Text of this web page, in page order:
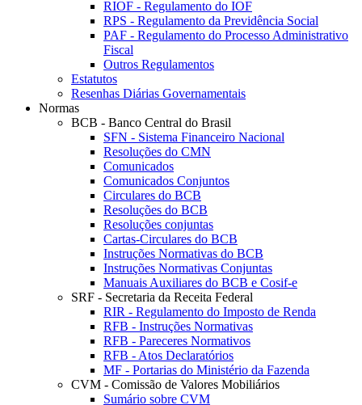
RIOF - Regulamento do IOF
RPS - Regulamento da Previdência Social
PAF - Regulamento do Processo Administrativo
Fiscal
Outros Regulamentos
Estatutos
Resenhas Diárias Governamentais
Normas
BCB - Banco Central do Brasil
SFN - Sistema Financeiro Nacional
Resoluções do CMN
Comunicados
Comunicados Conjuntos
Circulares do BCB
Resoluções do BCB
Resoluções conjuntas
Cartas-Circulares do BCB
Instruções Normativas do BCB
Instruções Normativas Conjuntas
Manuais Auxiliares do BCB e Cosif-e
SRF - Secretaria da Receita Federal
RIR - Regulamento do Imposto de Renda
RFB - Instruções Normativas
RFB - Pareceres Normativos
RFB - Atos Declaratórios
MF - Portarias do Ministério da Fazenda
CVM - Comissão de Valores Mobiliários
Sumário sobre CVM